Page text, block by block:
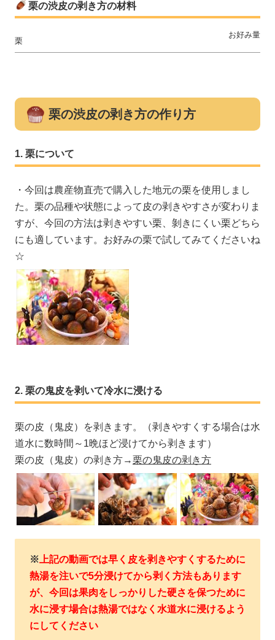
栗の渋皮の剥き方の材料
栗
お好み量
栗の渋皮の剥き方の作り方
栗について
・今回は農産物直売で購入した地元の栗を使用しまし
た。栗の品種や状態によって皮の剥きやすさが変わりま
すが、今回の方法は剥きやすい栗、剝きにくい栗どちら
にも適しています。お好みの栗で試してみてくださいね
☆
栗の鬼皮を剥いて冷水に浸ける
栗の皮（鬼皮）を剥きます。（剥きやすくする場合は水
道水に数時間～1晩ほど浸けてから剥きます）
栗の皮（鬼皮）の剥き方→栗の鬼皮の剥き方
※ 上記の動画では早く皮を剥きやすくするために
熱湯を注いで5分浸けてから剥く方法もあります
が、今回は果肉をしっかりした硬さを保つために
水に浸す場合は熱湯ではなく水道水に浸けるよう
にしてください